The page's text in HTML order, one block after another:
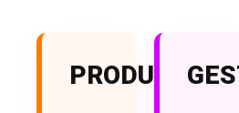
PRODUÇÃO